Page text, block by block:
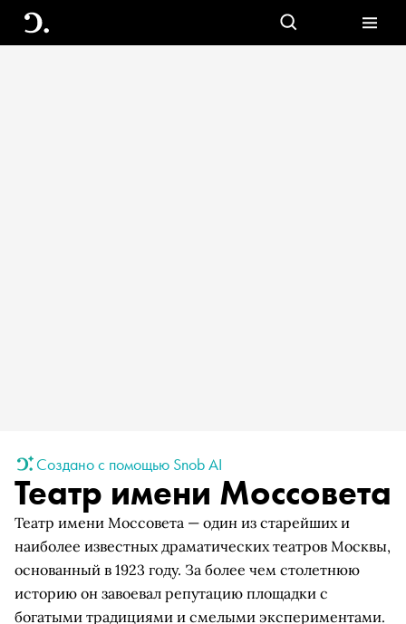
Создано с помощью Snob AI
Театр имени Моссовета
Театр имени Моссовета — один из старейших и
наиболее известных драматических театров Москвы,
основанный в 1923 году. За более чем столетнюю
историю он завоевал репутацию площадки с
богатыми традициями и смелыми экспериментами.